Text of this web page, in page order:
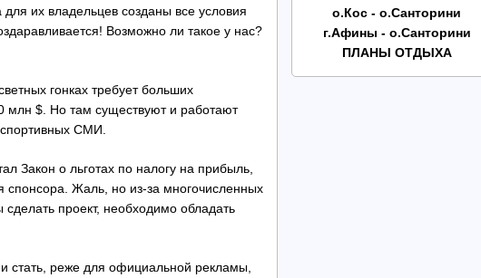
их владельцев созданы все условия
Возможно ли такое у нас?
гонках требует больших
млн $. Но там существуют и работают
СМИ.
Закон о льготах по налогу на прибыль,
спонсора. Жаль, но из-за многочисленных
проект, необходимо обладать
стать, реже для официальной рекламы,
о.Кос - о.Санторини
г.Афины - о.Санторини
ПЛАНЫ ОТДЫХА